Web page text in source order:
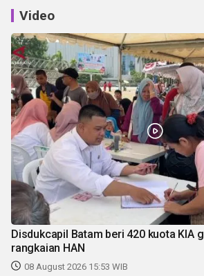
Video
Disdukcapil Batam beri 420 kuota KIA
rangkaian HAN
08 August 2026 15:53 WIB